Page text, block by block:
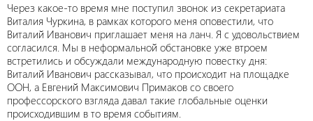
Через какое-то время мне поступил звонок из секретариата
Виталия Чуркина, в рамках которого меня оповестили, что
Виталий Иванович приглашает меня на ланч. Я с удовольствием
согласился. Мы в неформальной обстановке уже втроем
встретились и обсуждали международную повестку дня:
Виталий Иванович рассказывал, что происходит на площадке
ООН, а Евгений Максимович Примаков со своего
профессорского взгляда давал такие глобальные оценки
происходившим в то время событиям.